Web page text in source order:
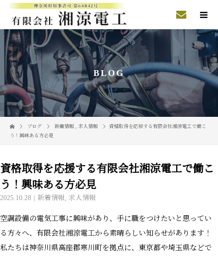
BLOG
ブログ 新着情報 求人情報
資格取得を応援する有限会社湘涼電工で働こ
う！興味ある方必見
資格取得を応援する有限会社湘涼電工で働こ
う！興味ある方必見
2025.10.28 新着情報, 求人情報
空調設備の電気工事に興味があり、手に職をつけたいと思ってい
る方々へ、有限会社湘涼電工から素晴らしい知らせがあります！
私たちは神奈川県高座郡寒川町を拠点に、東京都や埼玉県などで